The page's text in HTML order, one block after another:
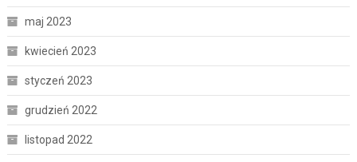
maj 2023
kwiecień 2023
styczeń 2023
grudzień 2022
listopad 2022